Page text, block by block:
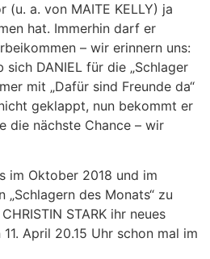
a. von MAITE KELLY) ja
hat. Immerhin darf er
– wir erinnern uns:
DANIEL für die „Schlager
mit „Dafür sind Freunde da“
geklappt, nun bekommt er
die nächste Chance – wir
im Oktober 2018 und im
des Monats“ zu
STARK ihr neues
April 20.15 Uhr schon mal im